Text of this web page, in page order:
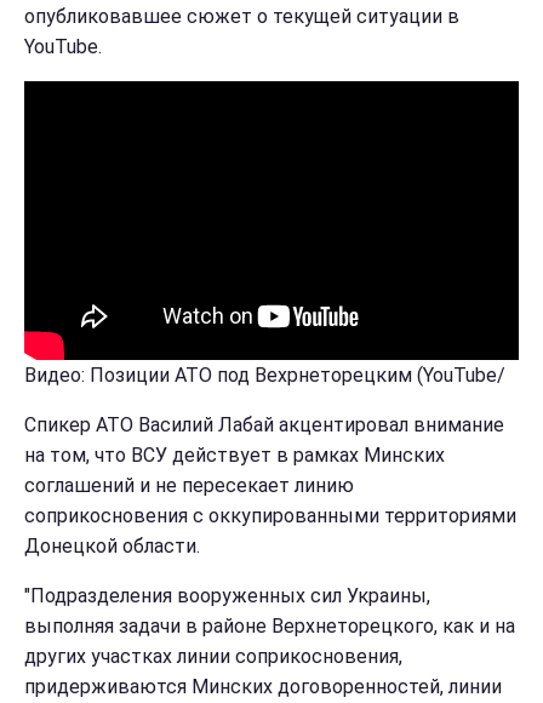
опубликовавшее сюжет о текущей ситуации в
YouTube.
Видео: Позиции АТО под Вехрнеторецким (YouTube/
Спикер АТО Василий Лабай акцентировал внимание
на том, что ВСУ действует в рамках Минских
соглашений и не пересекает линию
соприкосновения с оккупированными территориями
Донецкой области.
"Подразделения вооруженных сил Украины,
выполняя задачи в районе Верхнеторецкого, как и на
других участках линии соприкосновения,
придерживаются Минских договоренностей, линии